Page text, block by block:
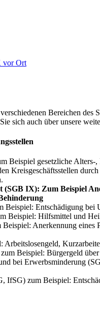
vor Ort
Bereichen
sich auch über unsere
Beispiel gesetzliche
Kreisgeschäftsstellen
IX): Zum Beispiel
Entschädigung
Beispiel: Hilfsmittel und
Anerkennung
Beispiel: Bürgergeld über
bei Erwerbsminderung
IfSG) zum Beispiel: